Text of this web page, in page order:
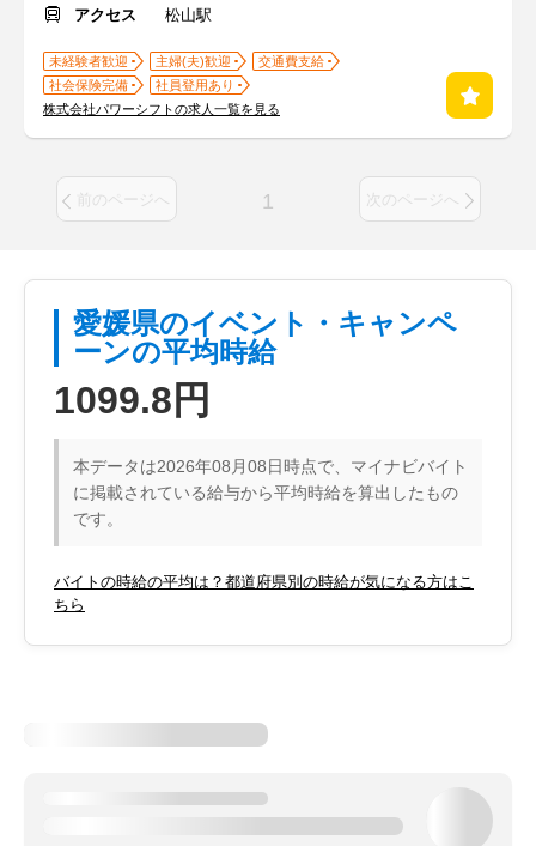
アクセス
松山駅
未経験者歓迎 主婦(夫)歓迎
交通費支給
社会保険完備
社員登用あり
株式会社パワーシフトの求人一覧を見る
前のページへ 1 次のページへ
愛媛県のイベント・キャンペ
ーンの平均時給
1099.8円
本データは2026年08月08日時点で、マイナビバイト
に掲載されている給与から平均時給を算出したもの
です。
バイトの時給の平均は？都道府県別の時給が気になる方はこ
ちら